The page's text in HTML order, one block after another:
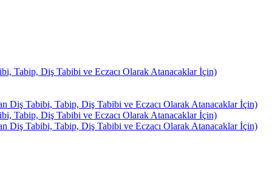
Tabip, Diş Tabibi ve Eczacı Olarak Atanacaklar İçin)
Diş Tabibi, Tabip, Diş Tabibi ve Eczacı Olarak Atanacaklar İçin)
Tabip, Diş Tabibi ve Eczacı Olarak Atanacaklar İçin)
Diş Tabibi, Tabip, Diş Tabibi ve Eczacı Olarak Atanacaklar İçin)